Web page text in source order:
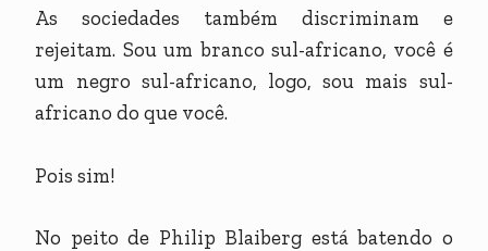
As sociedades também discriminam e
rejeitam. Sou um branco sul-africano, você é
um negro sul-africano, logo, sou mais sul-
africano do que você.
Pois sim!
No peito de Philip Blaiberg está batendo o